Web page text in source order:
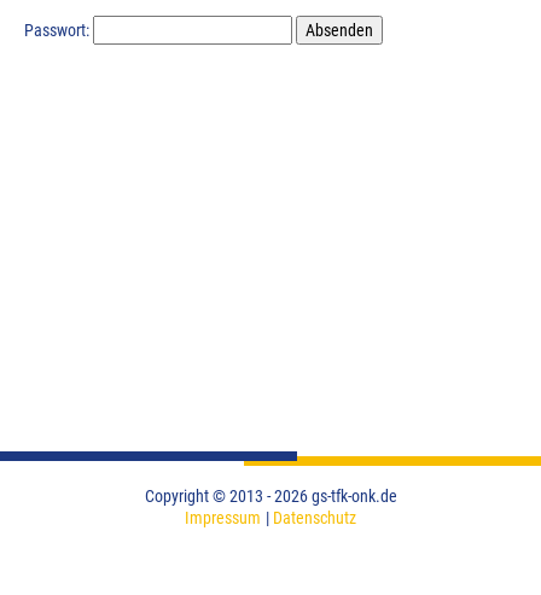
Infos für Eltern
Passwort:
Copyright © 2013 - 2026 gs-tfk-onk.de
Impressum
Datenschutz